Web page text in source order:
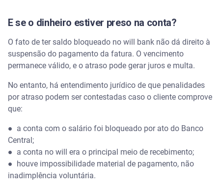
E se o dinheiro estiver preso na conta?
O fato de ter saldo bloqueado no will bank não dá direito à
suspensão do pagamento da fatura. O vencimento
permanece válido, e o atraso pode gerar juros e multa.
No entanto, há entendimento jurídico de que penalidades
por atraso podem ser contestadas caso o cliente comprove
que:
● a conta com o salário foi bloqueado por ato do Banco
Central;
● a conta no will era o principal meio de recebimento;
●
houve impossibilidade material de pagamento, não
inadimplência voluntária.